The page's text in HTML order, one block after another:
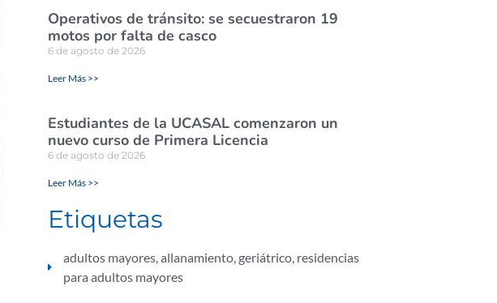
Operativos de tránsito: se secuestraron 19
motos por falta de casco
6 de agosto de 2026
Leer Más >>
Estudiantes de la UCASAL comenzaron un
nuevo curso de Primera Licencia
6 de agosto de 2026
Leer Más >>
Etiquetas
adultos mayores,allanamiento, geriátrico, residencias
para adultos mayores